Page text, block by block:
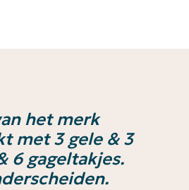
het merk
met 3 gele & 3
6 gageltakjes.